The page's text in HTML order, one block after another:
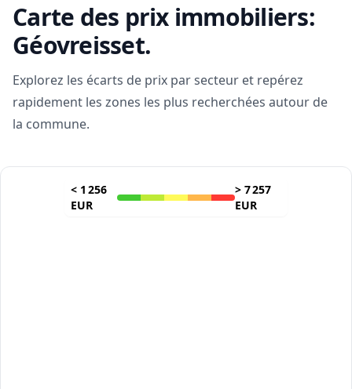
Carte des prix immobiliers:
Géovreisset.
Explorez les écarts de prix par secteur et repérez
rapidement les zones les plus recherchées autour de
la commune.
< 1 256
EUR
> 7 257
EUR